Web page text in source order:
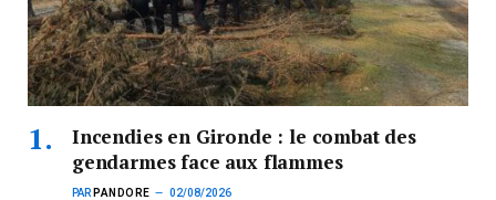
Incendies en Gironde : le combat des
gendarmes face aux flammes
PAR PANDORE 02/08/2026